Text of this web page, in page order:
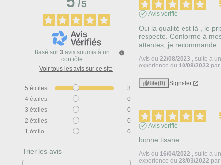
/5
Basé sur 3 avis soumis à un
contrôle
Voir tous les avis sur ce site
5 étoiles
3
4 étoiles
0
3 étoiles
0
2 étoiles
0
1 étoile 0
Trier les avis
Avis vérifié
Oui la qualité est là , le
respecte. Conforme à
attentes, je recommande
Avis du22/08/2023 , suite à
expérience du 10/08/2023 par
Utile(0) Signaler
Avis vérifié
bonne tisane.
Avis du 16/04/2022 , suite à
expérience du28/03/2022 par